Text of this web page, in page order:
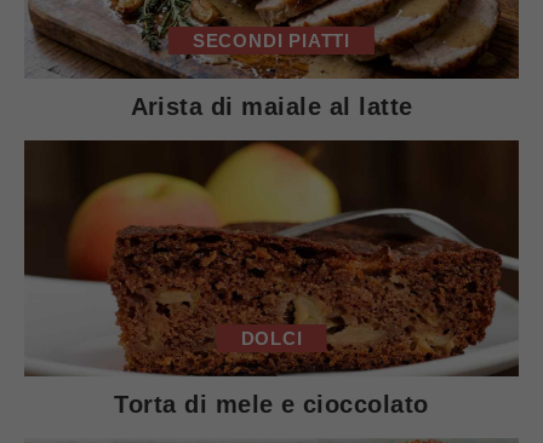
SECONDI PIATTI
Arista di maiale al latte
DOLCI
Torta di mele e cioccolato